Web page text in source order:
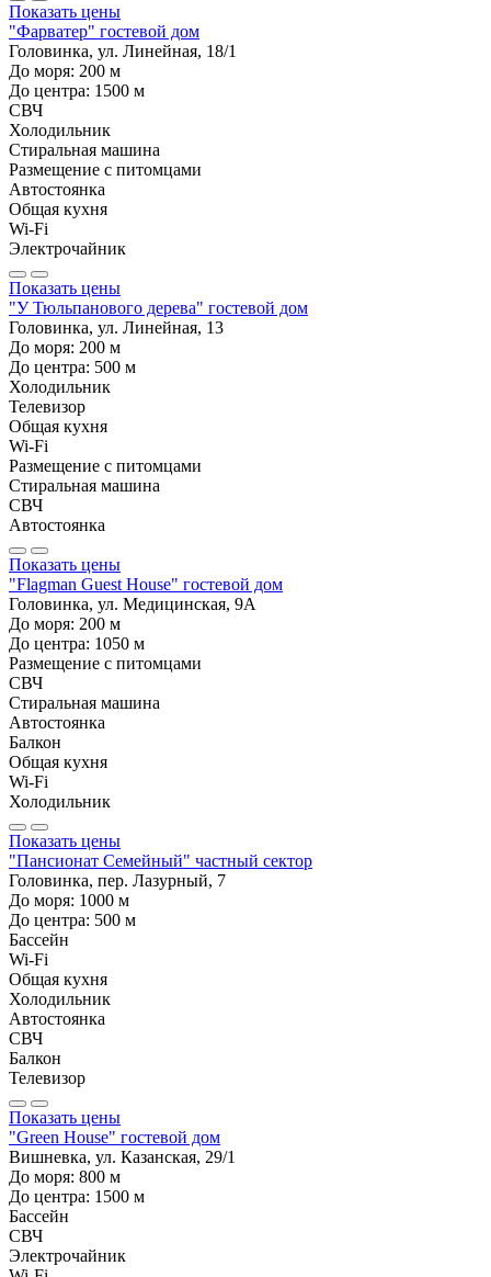
Показать цены
"Фарватер" гостевой дом
Головинка, ул. Линейная, 18/1
До моря: 200 м
До центра: 1500 м
СВЧ
Холодильник
Стиральная машина
Размещение с питомцами
Автостоянка
Общая кухня
Wi-Fi
Электрочайник
Показать цены
"У Тюльпанового дерева" гостевой дом
Головинка, ул. Линейная, 13
До моря: 200 м
До центра: 500 м
Холодильник
Телевизор
Общая кухня
Wi-Fi
Размещение с питомцами
Стиральная машина
СВЧ
Автостоянка
Показать цены
"Flagman Guest House" гостевой дом
Головинка, ул. Медицинская, 9А
До моря: 200 м
До центра: 1050 м
Размещение с питомцами
СВЧ
Стиральная машина
Автостоянка
Балкон
Общая кухня
Wi-Fi
Холодильник
Показать цены
"Пансионат Семейный" частный сектор
Головинка, пер. Лазурный, 7
До моря: 1000 м
До центра: 500 м
Бассейн
Wi-Fi
Общая кухня
Холодильник
Автостоянка
СВЧ
Балкон
Телевизор
Показать цены
"Green House" гостевой дом
Вишневка, ул. Казанская, 29/1
До моря: 800 м
До центра: 1500 м
Бассейн
СВЧ
Электрочайник